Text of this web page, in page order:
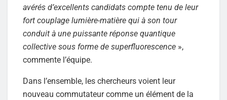
avérés d’excellents candidats compte tenu de leur
fort couplage lumière-matière qui à son tour
conduit à une puissante réponse quantique
collective sous forme de superfluorescence »,
commente l’équipe.
Dans l’ensemble, les chercheurs voient leur
nouveau commutateur comme un élément de la